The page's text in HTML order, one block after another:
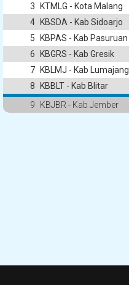
3
KTMLG - Kota Malang
4
KBSDA - Kab Sidoarjo
5
KBPAS - Kab Pasuruan
6
KBGRS - Kab Gresik
7
KBLMJ - Kab Lumajang
8
KBBLT - Kab Blitar
9
KBJBR - Kab Jember